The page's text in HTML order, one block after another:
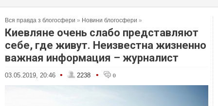
Вся правда з блогосфери » Новини блогосфери »
Киевляне очень слабо представляют
себе, где живут. Неизвестна жизненно
важная информация – журналист
03.05.2019, 20:46 • 2238 • 0